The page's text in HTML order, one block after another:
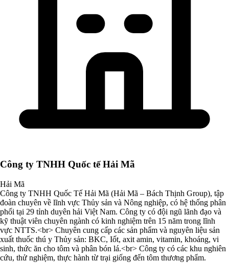
Công ty TNHH Quốc tế Hải Mã
Hải Mã
Công ty TNHH Quốc Tế Hải Mã (Hải Mã – Bách Thịnh Group), tập
đoàn chuyên về lĩnh vực Thủy sản và Nông nghiệp, có hệ thống phân
phối tại 29 tỉnh duyên hải Việt Nam. Công ty có đội ngũ lãnh đạo và
kỹ thuật viên chuyên ngành có kinh nghiệm trên 15 năm trong lĩnh
vực NTTS.<br> Chuyên cung cấp các sản phẩm và nguyên liệu sản
xuất thuốc thú y Thủy sản: BKC, Iốt, axit amin, vitamin, khoáng, vi
sinh, thức ăn cho tôm và phân bón lá.<br> Công ty có các khu nghiên
cứu, thử nghiệm, thực hành từ trại giống đến tôm thương phẩm.